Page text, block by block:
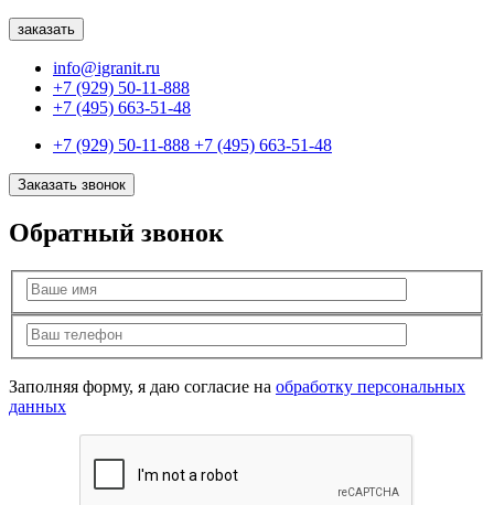
info@igranit.ru
+7 (929) 50-11-888
+7 (495) 663-51-48
+7 (929) 50-11-888 +7 (495) 663-51-48
Заказать звонок
Обратный звонок
Заполняя форму, я даю согласие на обработку персональных
данных